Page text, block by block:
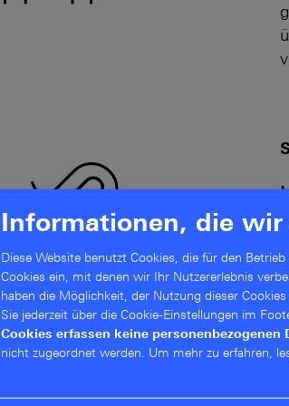
Informationen, die wir
Diese Website benutzt Cookies, die für den
Cookies ein, mit denen wir Ihr Nutzererlebnis
haben die Möglichkeit, der Nutzung dieser
Sie jederzeit über die Cookie-Einstellungen im
Cookies erfassen keine personenbezogenen
nicht zugeordnet werden. Um mehr zu erfahren,